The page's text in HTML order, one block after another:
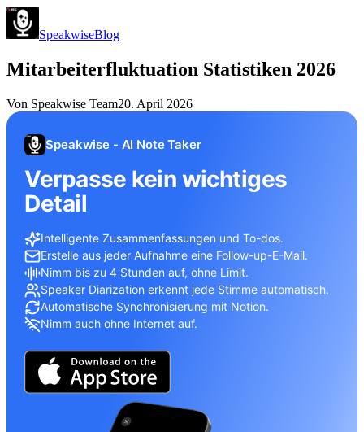
SpeakwiseBlog
Mitarbeiterfluktuation Statistiken 2026
Von Speakwise Team20. April 2026
Speakwise - AI Note Taker
Verpasse kein wichtiges
Detail
Intelligente Zusammenfassungen und To-dos.
Erstelle aus jeder Aufnahme eine Follow-up-E-Mail.
Nimm bis zu 4 Stunden auf, ohne Limit.
Speaker Diarization erkennt jede Stimme automatisch.
Automatische Synchronisierung mit Notion.
Nimm auch ohne Internet auf.